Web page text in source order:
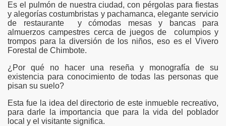
Es el pulmón de nuestra ciudad, con pérgolas para fiestas
y alegorías costumbristas y pachamanca, elegante servicio
de restaurante y cómodas mesas y bancas para
almuerzos campestres cerca de juegos de columpios y
trompos para la diversión de los niños, eso es el Vivero
Forestal de Chimbote.
¿Por qué no hacer una reseña y monografía de su
existencia para conocimiento de todas las personas que
pisan su suelo?
Esta fue la idea del directorio de este inmueble recreativo,
para darle la importancia que para la vida del poblador
local y el visitante significa.
peruana
en Semana Santa